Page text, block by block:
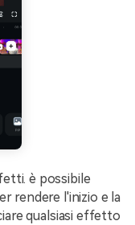
è possibile
rendere l'inizio e la
qualsiasi effetto